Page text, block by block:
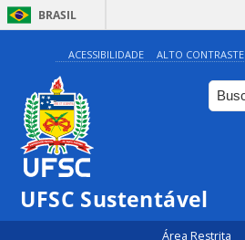
BRASIL
ACESSIBILIDADE ALTO CONTRASTE
UFSC Sustentável
Área Restrita